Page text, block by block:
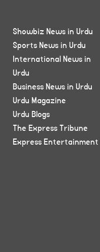
Showbiz News in Urdu
Sports News in Urdu
International News in
Urdu
Business News in Urdu
Urdu Magazine
Urdu Blogs
The Express Tribune
Express Entertainment